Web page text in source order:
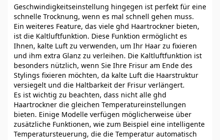
Geschwindigkeitseinstellung hingegen ist perfekt für eine
schnelle Trocknung, wenn es mal schnell gehen muss.
Ein weiteres Feature, das viele ghd Haartrockner bieten,
ist die Kaltluftfunktion. Diese Funktion ermöglicht es
Ihnen, kalte Luft zu verwenden, um Ihr Haar zu fixieren
und ihm extra Glanz zu verleihen. Die Kaltluftfunktion ist
besonders nützlich, wenn Sie Ihre Frisur am Ende des
Stylings fixieren möchten, da kalte Luft die Haarstruktur
versiegelt und die Haltbarkeit der Frisur verlängert.
Es ist wichtig zu beachten, dass nicht alle ghd
Haartrockner die gleichen Temperatureinstellungen
bieten. Einige Modelle verfügen möglicherweise über
zusätzliche Funktionen, wie zum Beispiel eine intelligente
Temperatursteuerung, die die Temperatur automatisch